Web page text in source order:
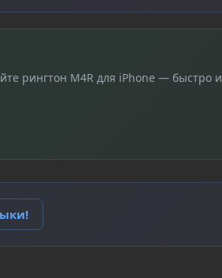
рингтон M4R для iPhone — быстро и